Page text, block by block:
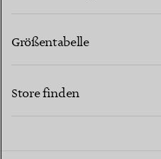
Größentabelle
Store finden